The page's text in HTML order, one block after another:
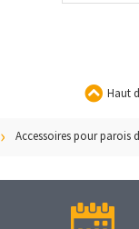
Haut
Accessoires pour parois